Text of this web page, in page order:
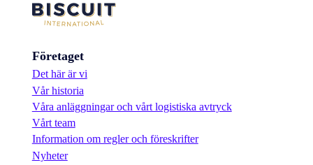
Företaget
Det här är vi
Vår historia
Våra anläggningar och vårt logistiska avtryck
Vårt team
Information om regler och föreskrifter
Nyheter